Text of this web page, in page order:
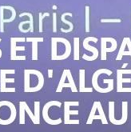
ET
AU